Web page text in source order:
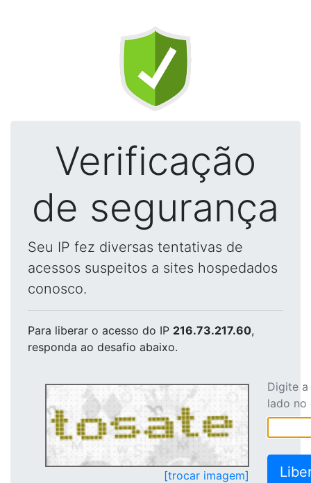
Verificação
de segurança
Seu IP fez diversas tentativas de
acessos suspeitos a sites hospedados
conosco.
Para liberar o acesso do IP 216.73.217.60,
responda ao desafio abaixo.
[trocar imagem]
Digite
lado no